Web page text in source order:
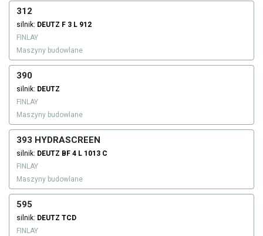
312
silnik: DEUTZ F 3 L 912
FINLAY
Maszyny budowlane
390
silnik: DEUTZ
FINLAY
Maszyny budowlane
393 HYDRASCREEN
silnik: DEUTZ BF 4 L 1013 C
FINLAY
Maszyny budowlane
595
silnik: DEUTZ TCD
FINLAY